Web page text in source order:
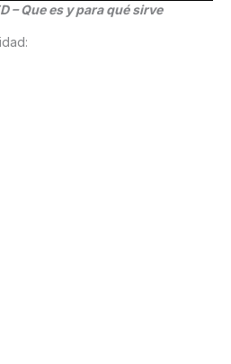
– Que es y para qué sirve